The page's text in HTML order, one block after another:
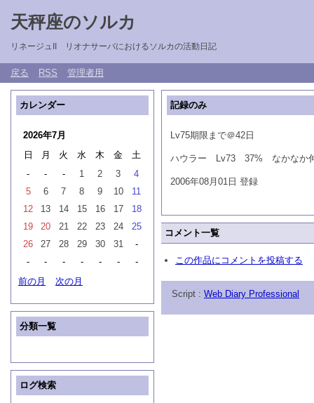
天秤座のソルカ
リネージュII リオナサーバにおけるソルカの活動日記
戻る RSS 管理者用
記録のみ
Lv75期限まで＠42日
ハウラー Lv73 37% なかなか
2006年08月01日 登録
コメント一覧
この作品にコメントを投稿する
カレンダー
2026年7月
日
月 火 水 木 金
土
-
- - 1 2 3
4
5
6 7 8 9 10
11
12
13 14 15 16 17
18
19
20 21 22 23 24
25
26
27 28 29 30 31
-
-
- - - - -
-
前の月
次の月
分類一覧
ログ検索
Script : Web Diary Professional